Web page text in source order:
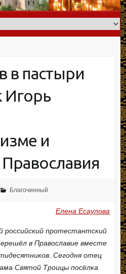
в пастыри
Игорь
и
Благочинный
Елена Есаулова
российский протестантский
в Православие вместе
Сегодня отец
Святой Троицы посёлка